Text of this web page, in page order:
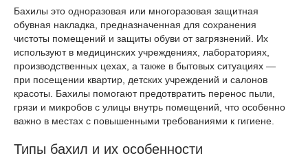
Бахилы это одноразовая или многоразовая защитная
обувная накладка, предназначенная для сохранения
чистоты помещений и защиты обуви от загрязнений. Их
используют в медицинских учреждениях, лабораториях,
производственных цехах, а также в бытовых ситуациях —
при посещении квартир, детских учреждений и салонов
красоты. Бахилы помогают предотвратить перенос пыли,
грязи и микробов с улицы внутрь помещений, что особенно
важно в местах с повышенными требованиями к гигиене.
Типы бахил и их особенности